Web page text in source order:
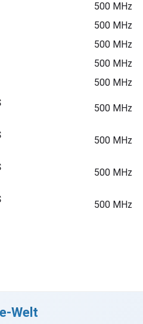
500 MHz
500 MHz
500 MHz
500 MHz
500 MHz
500 MHz
500 MHz
500 MHz
500 MHz
Welt